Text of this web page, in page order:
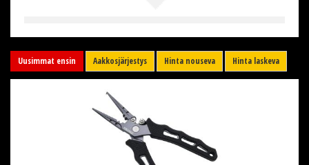
Uusimmat ensin Aakkosjärjestys Hinta nouseva Hinta laskeva